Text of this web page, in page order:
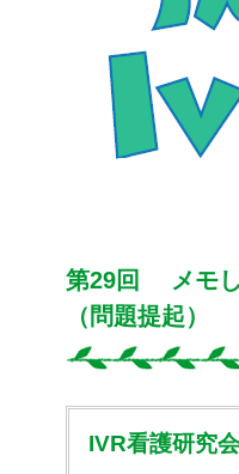
第29回 メモし
（問題提起）
IVR看護研究会